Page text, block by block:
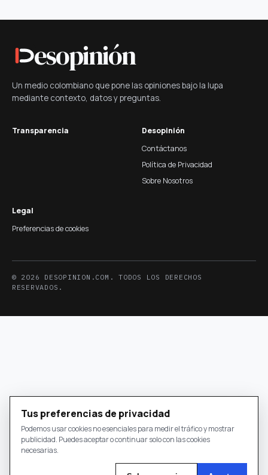
esopinión
Un medio colombiano que pone las opiniones bajo la lupa
mediante contexto, datos y preguntas.
Transparencia
Desopinión
Contáctanos
Política de Privacidad
Sobre Nosotros
Legal
Preferencias de cookies
© 2026 DESOPINION.COM. TODOS LOS DERECHOS
RESERVADOS.
Tus preferencias de privacidad
Podemos usar cookies no esenciales para medir el tráfico y mostrar
publicidad. Puedes aceptar o continuar solo con las cookies
necesarias.